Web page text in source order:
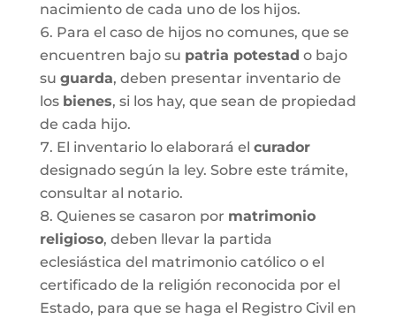
nacimiento de cada uno de los hijos.
Para el caso de hijos no comunes, que se
encuentren bajo su patria potestad o bajo
su guarda, deben presentar inventario de
los bienes, si los hay, que sean de propiedad
de cada hijo.
El inventario lo elaborará el curador
designado según la ley. Sobre este trámite,
consultar al notario.
Quienes se casaron por matrimonio
religioso, deben llevar la partida
eclesiástica del matrimonio católico o el
certificado de la religión reconocida por el
Estado, para que se haga el Registro Civil en